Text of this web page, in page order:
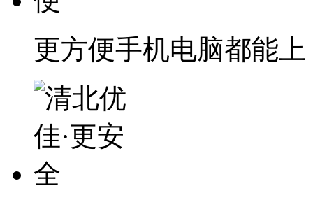
更方便手机电脑都能上